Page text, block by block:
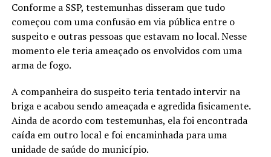
Conforme a SSP, testemunhas disseram que tudo
começou com uma confusão em via pública entre o
suspeito e outras pessoas que estavam no local. Nesse
momento ele teria ameaçado os envolvidos com uma
arma de fogo.
A companheira do suspeito teria tentado intervir na
briga e acabou sendo ameaçada e agredida fisicamente.
Ainda de acordo com testemunhas, ela foi encontrada
caída em outro local e foi encaminhada para uma
unidade de saúde do município.